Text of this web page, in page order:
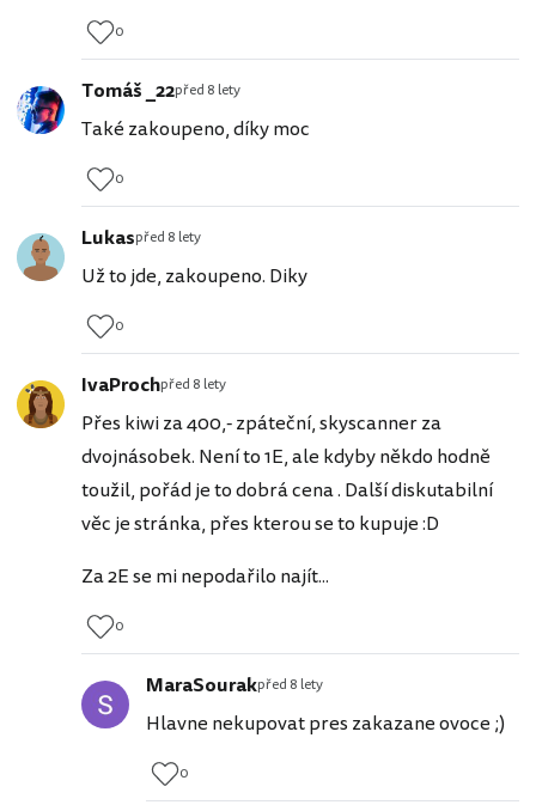
0
Tomáš _22před 8 lety
Také zakoupeno, díky moc
0
Lukaspřed 8 lety
Už to jde, zakoupeno. Diky
0
IvaProchpřed 8 lety
Přes kiwi za 400,- zpáteční, skyscanner za
dvojnásobek. Není to 1E, ale kdyby někdo hodně
toužil, pořád je to dobrá cena . Další diskutabilní
věc je stránka, přes kterou se to kupuje :D
Za 2E se mi nepodařilo najít...
0
MaraSourakpřed 8 lety
Hlavne nekupovat pres zakazane ovoce ;)
0